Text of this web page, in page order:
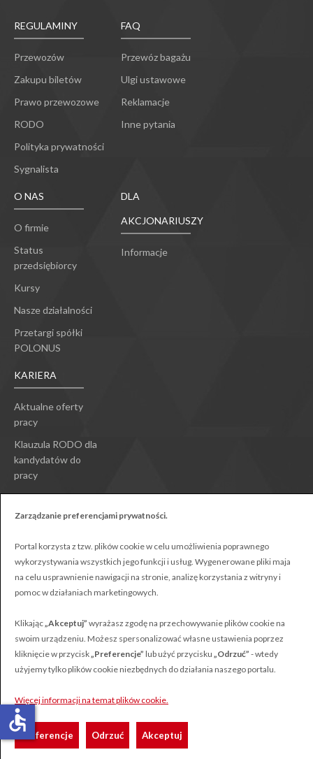
REGULAMINY
Przewozów
Zakupu biletów
Prawo przewozowe
RODO
Polityka prywatności
Sygnalista
FAQ
Przewóz bagażu
Ulgi ustawowe
Reklamacje
Inne pytania
O NAS
O firmie
Status
przedsiębiorcy
Kursy
Nasze działalności
Przetargi spółki
POLONUS
DLA
AKCJONARIUSZY
Informacje
KARIERA
Aktualne oferty
pracy
Klauzula RODO dla
kandydatów do
pracy
Polonus © Wszystkie prawa zastrzeżone
Projekt: Webster-Studio
Zarządzanie preferencjami prywatności.
Portal korzysta z tzw. plików cookie w celu umożliwienia poprawnego
wykorzystywania wszystkich jego funkcji i usług. Wygenerowane pliki maja
na celu usprawnienie nawigacji na stronie, analizę korzystania z witryny i
pomoc w działaniach marketingowych.
Klikając„Akceptuj” wyrażasz zgodę na przechowywanie plików cookie na
swoim urządzeniu. Możesz spersonalizować własne ustawienia poprzez
kliknięcie w przycisk„Preferencje” lub użyć przycisku „Odrzuć” - wtedy
użyjemy tylko plików cookie niezbędnych do działania naszego portalu.
Więcej informacji na temat plików cookie.
Preferencje Odrzuć Akceptuj
accessible